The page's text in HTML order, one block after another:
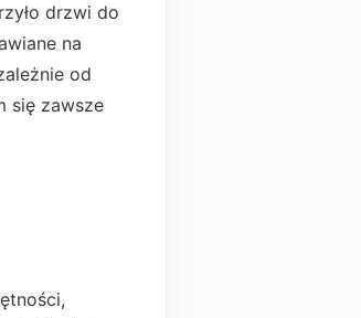
drzwi do
na
od
się zawsze